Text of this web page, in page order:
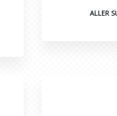
ALLER